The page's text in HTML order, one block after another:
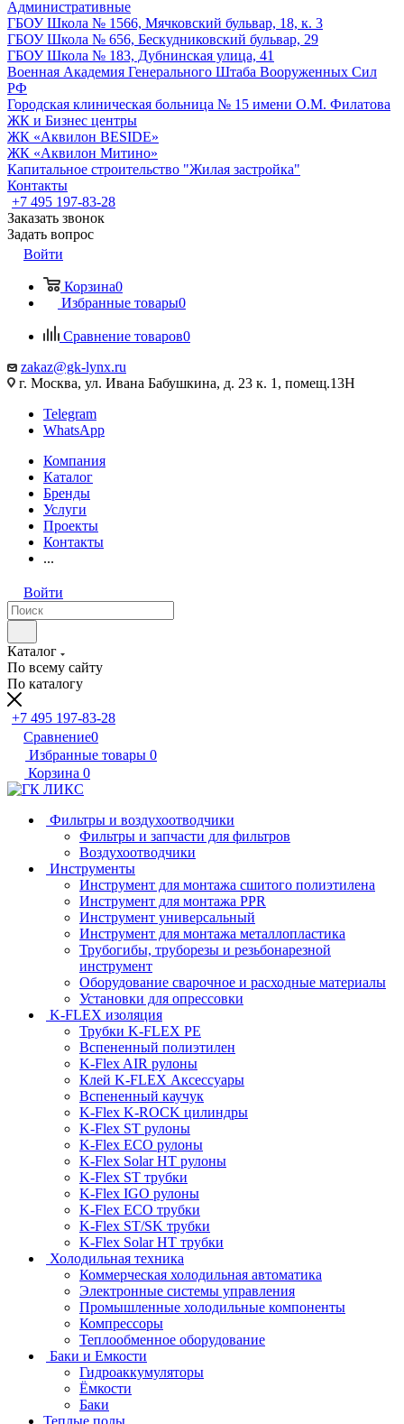
Административные
ГБОУ Школа № 1566, Мячковский бульвар, 18, к. 3
ГБОУ Школа № 656, Бескудниковский бульвар, 29
ГБОУ Школа № 183, Дубнинская улица, 41
Военная Академия Генерального Штаба Вооруженных Сил
РФ
Городская клиническая больница № 15 имени О.М. Филатова
ЖК и Бизнес центры
ЖК «Аквилон BESIDE»
ЖК «Аквилон Митино»
Капитальное строительство "Жилая застройка"
Контакты
+7 495 197-83-28
Заказать звонок
Задать вопрос
Войти
Корзина0
Избранные товары0
Сравнение товаров0
zakaz@gk-lynx.ru
г. Москва, ул. Ивана Бабушкина, д. 23 к. 1, помещ.13Н
Telegram
WhatsApp
Компания
Каталог
Бренды
Услуги
Проекты
Контакты
...
Войти
Каталог
По всему сайту
По каталогу
+7 495 197-83-28
Сравнение0
Избранные товары 0
Корзина 0
Фильтры и воздухоотводчики
Фильтры и запчасти для фильтров
Воздухоотводчики
Инструменты
Инструмент для монтажа сшитого полиэтилена
Инструмент для монтажа PPR
Инструмент универсальный
Инструмент для монтажа металлопластика
Трубогибы, труборезы и резьбонарезной
инструмент
Оборудование сварочное и расходные материалы
Установки для опрессовки
K-FLEX изоляция
Трубки K-FLEX PE
Вспененный полиэтилен
K-Flex AIR рулоны
Клей K-FLEX Аксессуары
Вспененный каучук
K-Flex K-ROCK цилиндры
K-Flex ST рулоны
K-Flex ECO рулоны
K-Flex Solar HT рулоны
K-Flex ST трубки
K-Flex IGO рулоны
K-Flex ECO трубки
K-Flex ST/SK трубки
K-Flex Solar HT трубки
Холодильная техника
Коммерческая холодильная автоматика
Электронные системы управления
Промышленные холодильные компоненты
Компрессоры
Теплообменное оборудование
Баки и Емкости
Гидроаккумуляторы
Ёмкости
Баки
Теплые полы